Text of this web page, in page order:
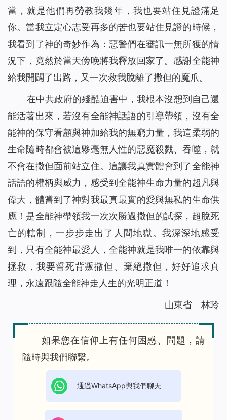
當，就是他們再勞教我幾年，我也要站住見證滿足
你。當我立定心志受再多的苦也要站住見證的時候，
我看到了神的奇妙作為：惡警們在審訊一無所獲的情
況下，竟然於當天傍晚將我釋放回家了。感謝全能神
給我開闢了出路，又一次救我脫離了撒但的魔爪。
在中共政府的殘酷迫害中，我根本沒想到自己還
能活著出來，若沒有全能神話語的引導帶領，沒有全
能神的保守看顧與神加給我的無窮力量，我這柔弱的
生命隨時都會被這夥毫無人性的惡魔殺戮、吞噬，就
不會在撒但面前站立住。這讓我真實體會到了全能神
話語的權柄與威力，感受到全能神生命力量的超凡與
偉大，體嘗到了神對我最真最實的愛與無私的生命供
應！是全能神帶領我一次次勝過撒但的試探，超脫死
亡的轄制，一步步走出了人間地獄。我深深地感受
到，只有全能神最愛人，全能神就是我唯一的依靠與
拯救，我要誓死背叛撒但、棄絕撒但，好好追求真
理，永遠跟隨全能神走人生的光明正道！
山東省 林玲
如果您在信仰上有任何困惑、問題，請
隨時與我們聯繫。
通過WhatsApp與我們聊天